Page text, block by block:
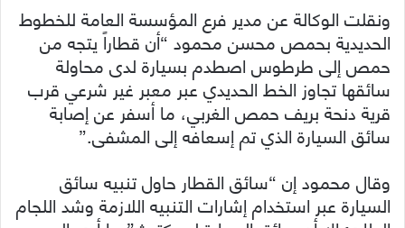
ونقلت الوكالة عن مدير فرع المؤسسة العامة للخطوط
الحديدية بحمص محسن محمود “أن قطاراً يتجه من
حمص إلى طرطوس اصطدم بسيارة لدى محاولة
سائقها تجاوز الخط الحديدي عبر معبر غير شرعي قرب
قرية دنحة بريف حمص الغربي، ما أسفر عن إصابة
سائق السيارة الذي تم إسعافه إلى المشفى.”
وقال محمود إن “سائق القطار حاول تنبيه سائق
السيارة عبر استخدام إشارات التنبيه اللازمة وشد اللجام